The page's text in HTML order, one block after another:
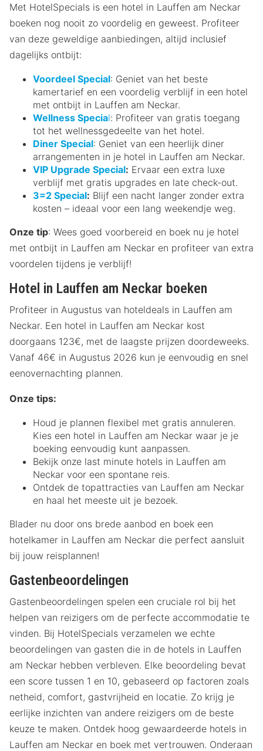
Met HotelSpecials is een hotel in Lauffen am Neckar
boeken nog nooit zo voordelig en geweest. Profiteer
van deze geweldige aanbiedingen, altijd inclusief
dagelijks ontbijt:
Voordeel Special: Geniet van het beste
kamertarief en een voordelig verblijf in een hotel
met ontbijt in Lauffen am Neckar.
Wellness Special: Profiteer van gratis toegang
tot het wellnessgedeelte van het hotel.
Diner Special: Geniet van een heerlijk diner
arrangementen in je hotel in Lauffen am Neckar.
VIP Upgrade Special: Ervaar een extra luxe
verblijf met gratis upgrades en late check-out.
3=2 Special: Blijf een nacht langer zonder extra
kosten – ideaal voor een lang weekendje weg.
Onze tip: Wees goed voorbereid en boek nu je hotel
met ontbijt in Lauffen am Neckar en profiteer van extra
voordelen tijdens je verblijf!
Hotel in Lauffen am Neckar boeken
Profiteer in Augustus van hoteldeals in Lauffen am
Neckar. Een hotel in Lauffen am Neckar kost
doorgaans 123€, met de laagste prijzen doordeweeks.
Vanaf 46€ in Augustus 2026 kun je eenvoudig en snel
eenovernachting plannen.
Onze tips:
Houd je plannen flexibel met gratis annuleren.
Kies een hotel in Lauffen am Neckar waar je je
boeking eenvoudig kunt aanpassen.
Bekijk onze last minute hotels in Lauffen am
Neckar voor een spontane reis.
Ontdek de topattracties van Lauffen am Neckar
en haal het meeste uit je bezoek.
Blader nu door ons brede aanbod en boek een
hotelkamer in Lauffen am Neckar die perfect aansluit
bij jouw reisplannen!
Gastenbeoordelingen
Gastenbeoordelingen spelen een cruciale rol bij het
helpen van reizigers om de perfecte accommodatie te
vinden. Bij HotelSpecials verzamelen we echte
beoordelingen van gasten die in de hotels in Lauffen
am Neckar hebben verbleven. Elke beoordeling bevat
een score tussen 1 en 10, gebaseerd op factoren zoals
netheid, comfort, gastvrijheid en locatie. Zo krijg je
eerlijke inzichten van andere reizigers om de beste
keuze te maken. Ontdek hoog gewaardeerde hotels in
Lauffen am Neckar en boek met vertrouwen. Onderaan